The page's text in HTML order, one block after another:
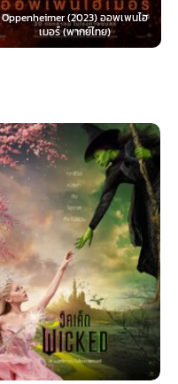
Oppenheimer (2023) ออพเพนไฮ
เมอร์ (พากย์ไทย)